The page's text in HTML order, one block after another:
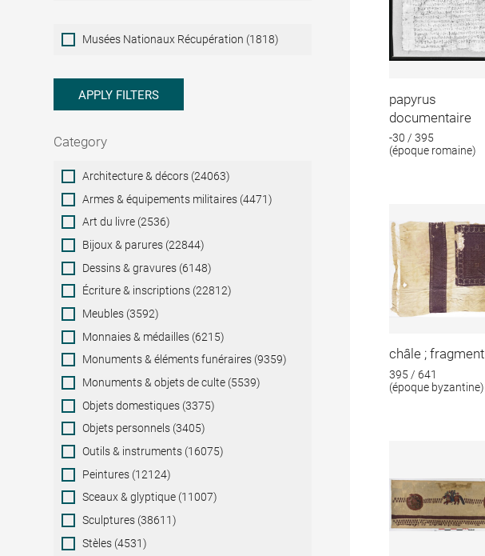
Musées
Nationaux
Musées Nationaux Récupération (1818)
APPLY FILTERS
Category
Category
Architecture & décors (24063)
Armes & équipements militaires (4471)
Art du livre (2536)
Bijoux & parures (22844)
Dessins & gravures (6148)
Écriture & inscriptions (22812)
Meubles (3592)
Monnaies & médailles (6215)
Monuments & éléments funéraires (9359)
Monuments & objets de culte (5539)
Objets domestiques (3375)
Objets personnels (3405)
Outils & instruments (16075)
Peintures (12124)
Sceaux & glyptique (11007)
Sculptures (38611)
Stèles (4531)
papyrus
documentaire
-30 / 395
(époque romaine)
châle ; fragment
395 / 641
(époque byzantine)